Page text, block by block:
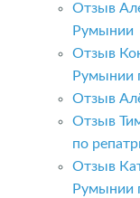
Отзыв
Румынии
Отзыв
Румынии
Отзыв
Отзыв
по
Отзыв
Румынии